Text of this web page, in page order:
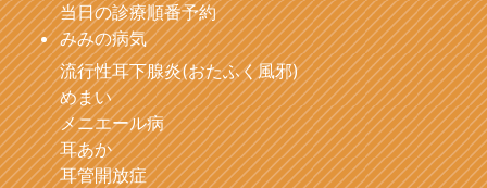
当日の診療順番予約
みみの病気
流行性耳下腺炎(おたふく風邪)
めまい
メニエール病
耳あか
耳管開放症